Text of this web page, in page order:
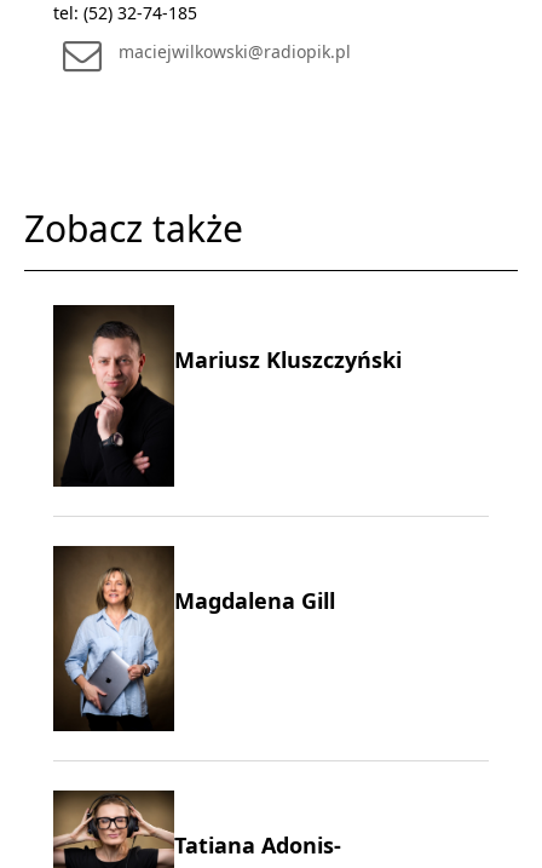
tel: (52) 32-74-185
maciejwilkowski@radiopik.pl
Zobacz także
Mariusz Kluszczyński
Magdalena Gill
Tatiana Adonis-